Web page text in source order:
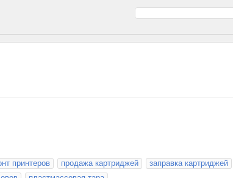
принтеров продажа картриджей
заправка картриджей